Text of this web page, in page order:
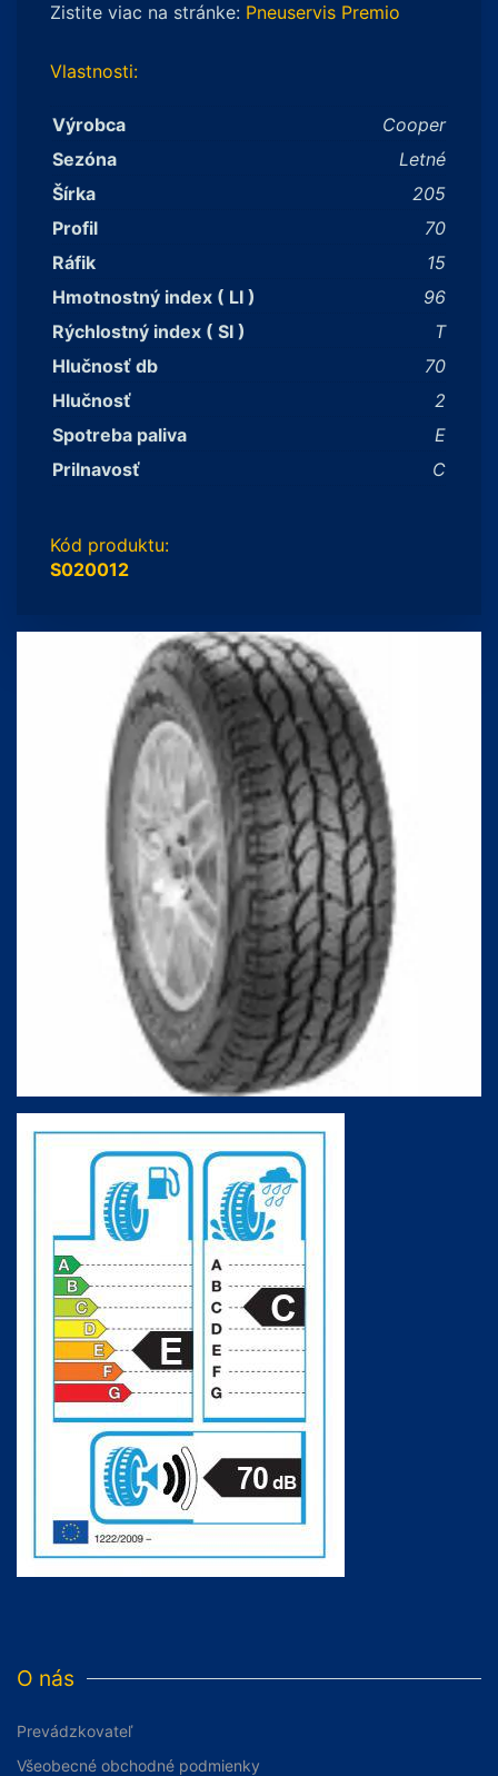
Zistite viac na stránke: Pneuservis Premio
Vlastnosti:
Výrobca
Cooper
Sezóna
Letné
Šírka
205
Profil
70
Ráfik
15
Hmotnostný index ( LI )
96
Rýchlostný index ( SI )
T
Hlučnosť db
70
Hlučnosť
2
Spotreba paliva
E
Prilnavosť
C
Kód produktu:
S020012
O nás
Prevádzkovateľ
Všeobecné obchodné podmienky